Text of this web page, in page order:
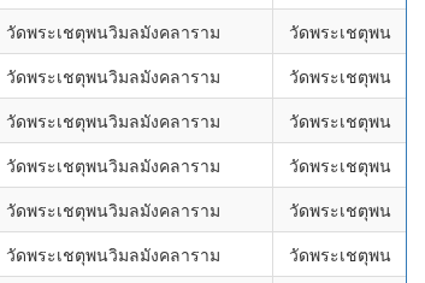
วัดพระเชตุพนวิมลมังคลาราม
วัดพระเชตุพน
วัดพระเชตุพนวิมลมังคลาราม
วัดพระเชตุพน
วัดพระเชตุพนวิมลมังคลาราม
วัดพระเชตุพน
วัดพระเชตุพนวิมลมังคลาราม
วัดพระเชตุพน
วัดพระเชตุพนวิมลมังคลาราม
วัดพระเชตุพน
วัดพระเชตุพนวิมลมังคลาราม วัดพระเชตุพน